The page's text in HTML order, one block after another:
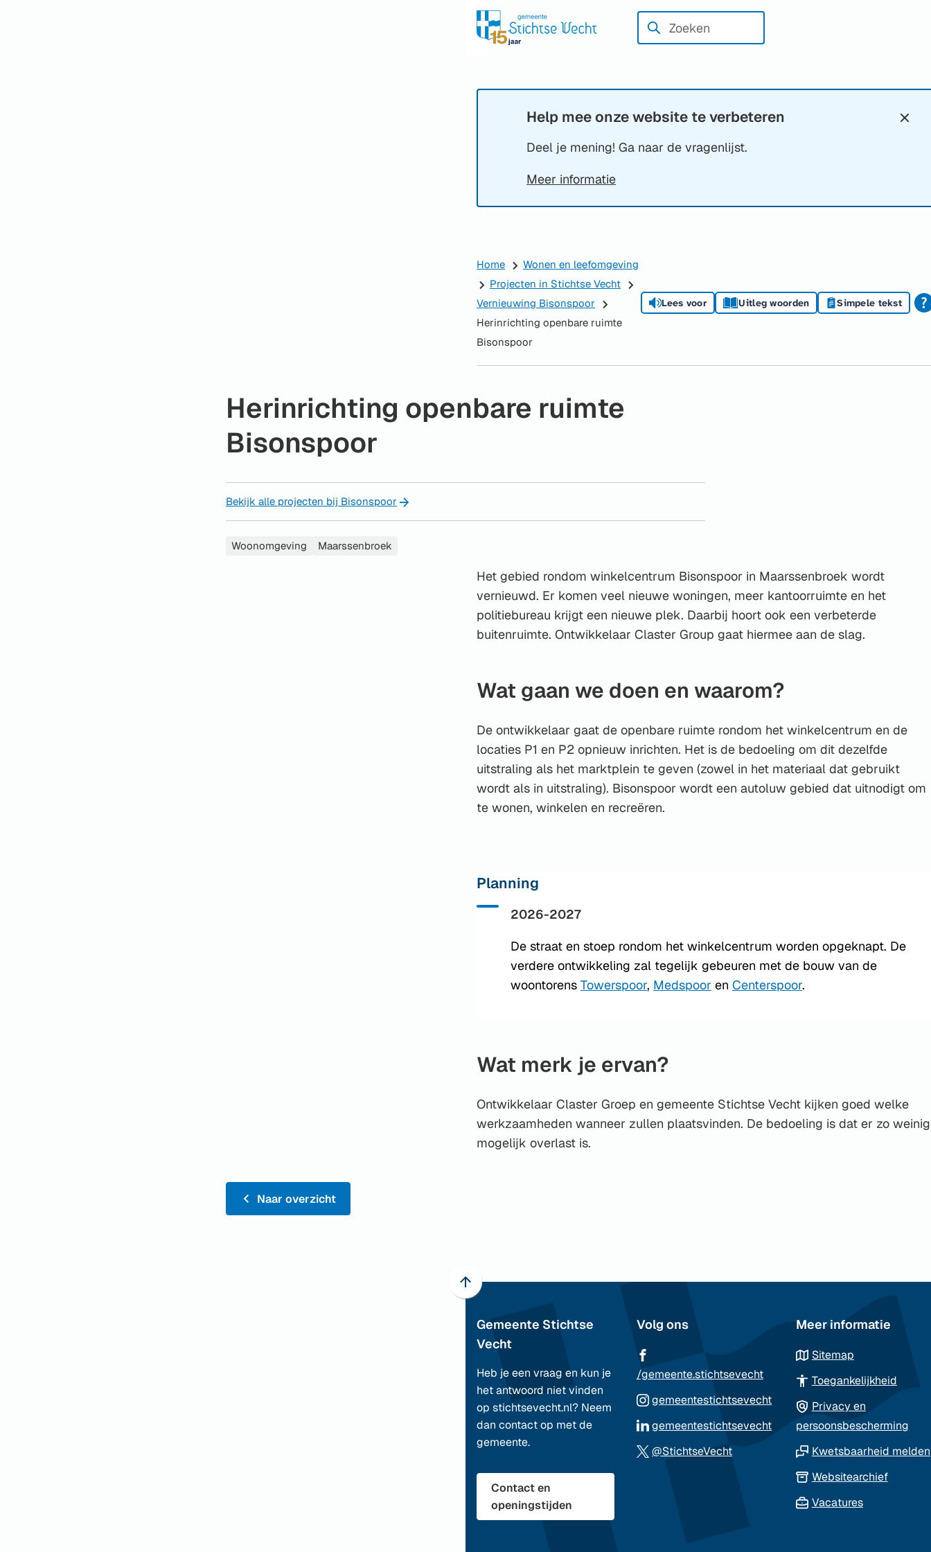
Zoeken
Wanneer
zijn
kun
hierdoor
pijl
omlaag
te
gebruiken.
enter-
selecteren.
Informatie:
Help mee onze website te verbeteren
Deel je mening! Ga naar de vragenlijst.
Meer informatie
Home
Wonen en leefomgeving
Projecten in Stichtse Vecht
Vernieuwing Bisonspoor
Herinrichting openbare ruimte
Bisonspoor
Lees voor Uitleg woorden Simpele tekst
Herinrichting openbare ruimte
Bisonspoor
Bekijk alle projecten bij Bisonspoor
Categorieën
Woonomgeving Maarssenbroek
Het gebied rondom winkelcentrum Bisonspoor in Maarssenbroek wordt
vernieuwd. Er komen veel nieuwe woningen, meer kantoorruimte en het
politiebureau krijgt een nieuwe plek. Daarbij hoort ook een verbeterde
buitenruimte. Ontwikkelaar Claster Group gaat hiermee aan de slag.
Wat gaan we doen en waarom?
De ontwikkelaar gaat de openbare ruimte rondom het winkelcentrum en de
locaties P1 en P2 opnieuw inrichten. Het is de bedoeling om dit dezelfde
uitstraling als het marktplein te geven (zowel in het materiaal dat gebruikt
wordt als in uitstraling). Bisonspoor wordt een autoluw gebied dat uitnodigt om
te wonen, winkelen en recreëren.
Planning
2026-2027
Status: Actief
De straat en stoep rondom het winkelcentrum worden opgeknapt. De
verdere ontwikkeling zal tegelijk gebeuren met de bouw van de
woontorens Towerspoor, Medspoor en Centerspoor.
Wat merk je ervan?
Ontwikkelaar Claster Groep en gemeente Stichtse Vecht kijken goed welke
werkzaamheden wanneer zullen plaatsvinden. De bedoeling is dat er zo weinig
mogelijk overlast is.
Naar overzicht
Scroll
boven
naar
begin
van
de
paginainhoud
Gemeente Stichtse
Vecht
Heb je een vraag en kun je
het antwoord niet vinden
op stichtsevecht.nl? Neem
dan contact op met de
gemeente.
Contact en
openingstijden
Volg ons
/gemeente.stichtsevecht(Verwijst
naar
externe
website)
gemeentestichtsevecht(Verwijst
externe
website)
gemeentestichtsevecht(Verwijst
externe
website)
@StichtseVecht(Verwijst
Meer informatie
Sitemap
Toegankelijkheid
Privacy en
persoonsbescherming
Kwetsbaarheid melden
Websitearchief
Vacatures(Verwijst